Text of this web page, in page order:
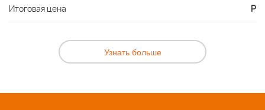
Итоговая цена
Р
Узнать больше